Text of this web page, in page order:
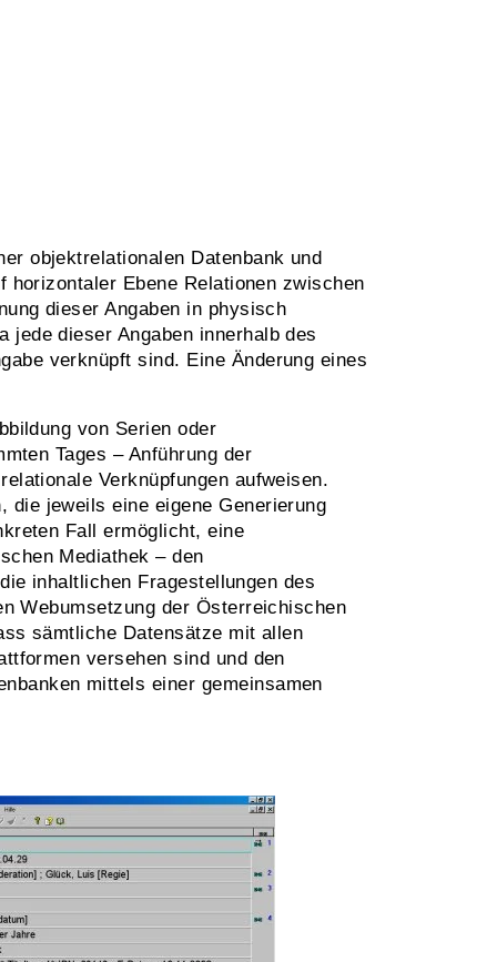
objektrelationalen Datenbank und
Ebene Relationen zwischen
dieser Angaben in physisch
jede dieser Angaben innerhalb des
verknüpft sind. Eine Änderung eines
von Serien oder
Tages – Anführung der
Verknüpfungen aufweisen.
die jeweils eine eigene Generierung
Fall ermöglicht, eine
Mediathek – den
inhaltlichen Fragestellungen des
Webumsetzung der Österreichischen
sämtliche Datensätze mit allen
versehen sind und den
mittels einer gemeinsamen